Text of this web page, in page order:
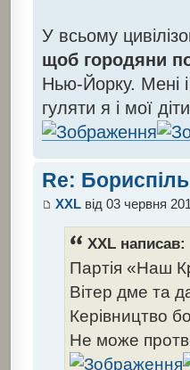
У всьому
щоб городяни
Нью-Йорку. Мені
гуляти я і мої
Re:
XXLвід 03 червня
XXL написав:
Партія «Наш
Вітер дме та
Керівництво
Не може